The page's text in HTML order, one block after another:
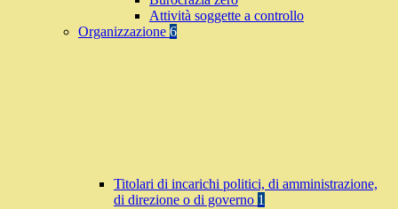
Attività soggette a controllo
Organizzazione 6
Titolari di incarichi politici, di amministrazione,
di direzione o di governo 1